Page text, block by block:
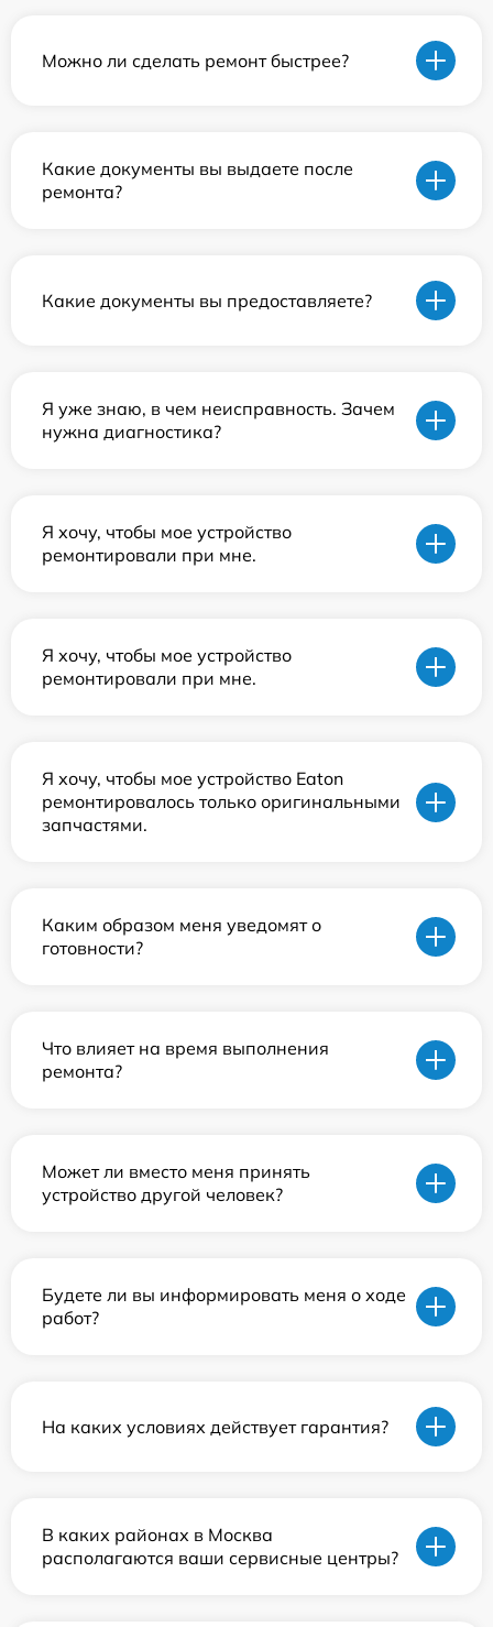
Можно ли сделать ремонт быстрее?
Какие документы вы выдаете после
ремонта?
Какие документы вы предоставляете?
Я уже знаю, в чем неисправность. Зачем
нужна диагностика?
Я хочу, чтобы мое устройство
ремонтировали при мне.
Я хочу, чтобы мое устройство
ремонтировали при мне.
Я хочу, чтобы мое устройство Eaton
ремонтировалось только оригинальными
запчастями.
Каким образом меня уведомят о
готовности?
Что влияет на время выполнения
ремонта?
Может ли вместо меня принять
устройство другой человек?
Будете ли вы информировать меня о ходе
работ?
На каких условиях действует гарантия?
В каких районах в Москва
располагаются ваши сервисные центры?